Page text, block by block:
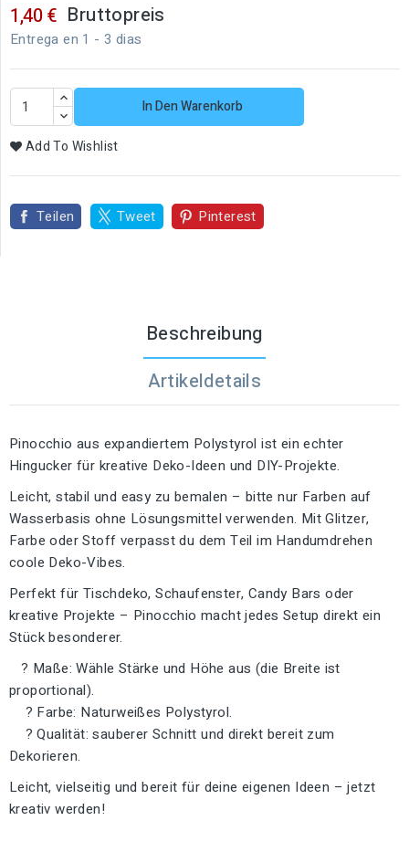
1,40 € Bruttopreis
Entrega en 1 - 3 dias
In Den Warenkorb
Add To Wishlist
Teilen Tweet Pinterest
Beschreibung
Artikeldetails
Pinocchio aus expandiertem Polystyrol ist ein echter
Hingucker für kreative Deko-Ideen und DIY-Projekte.
Leicht, stabil und easy zu bemalen – bitte nur Farben auf
Wasserbasis ohne Lösungsmittel verwenden. Mit Glitzer,
Farbe oder Stoff verpasst du dem Teil im Handumdrehen
coole Deko-Vibes.
Perfekt für Tischdeko, Schaufenster, Candy Bars oder
kreative Projekte – Pinocchio macht jedes Setup direkt ein
Stück besonderer.
? Maße: Wähle Stärke und Höhe aus (die Breite ist
proportional).
? Farbe: Naturweißes Polystyrol.
? Qualität: sauberer Schnitt und direkt bereit zum
Dekorieren.
Leicht, vielseitig und bereit für deine eigenen Ideen – jetzt
kreativ werden!